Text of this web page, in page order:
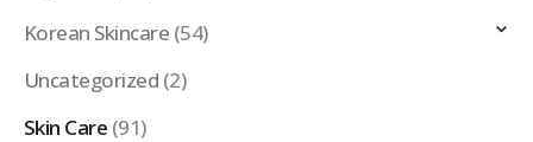
Korean Skincare (54)
Uncategorized (2)
Skin Care (91)